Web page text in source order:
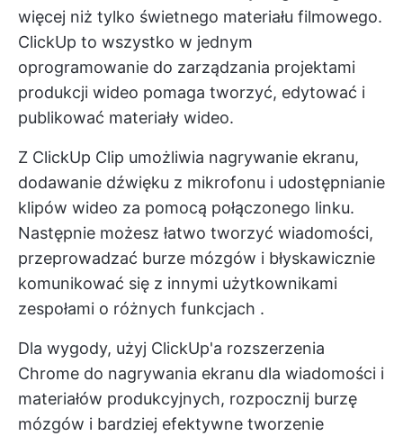
więcej niż tylko świetnego materiału filmowego.
ClickUp to wszystko w jednym
oprogramowanie do zarządzania projektami
produkcji wideo pomaga tworzyć, edytować i
publikować materiały wideo.
Z ClickUp Clip umożliwia nagrywanie ekranu,
dodawanie dźwięku z mikrofonu i udostępnianie
klipów wideo za pomocą połączonego linku.
Następnie możesz łatwo tworzyć wiadomości,
przeprowadzać burze mózgów i błyskawicznie
komunikować się z innymi użytkownikami
zespołami o różnych funkcjach .
Dla wygody, użyj ClickUp'a rozszerzenia
Chrome do nagrywania ekranu dla wiadomości i
materiałów produkcyjnych, rozpocznij burzę
mózgów i bardziej efektywne tworzenie